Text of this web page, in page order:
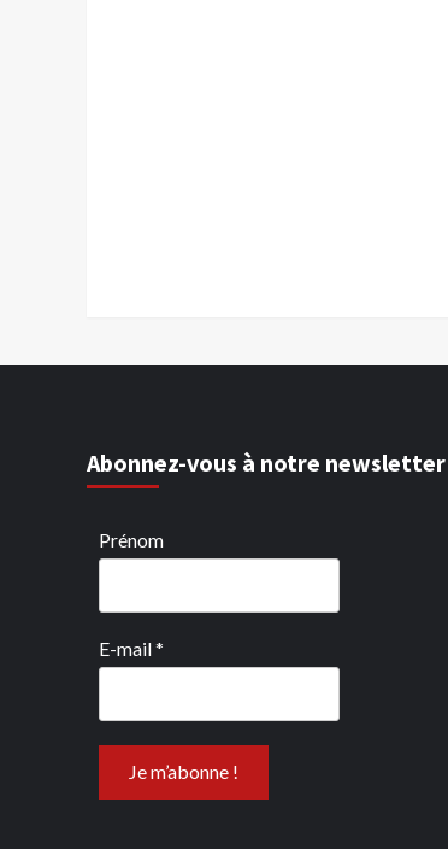
Abonnez-vous à notre newsletter
Prénom
E-mail*